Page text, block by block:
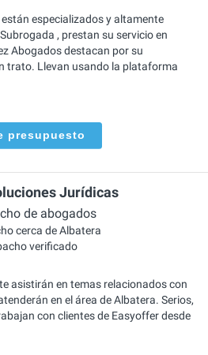
especializados y altamente
, prestan su servicio en
Abogados destacan por su
trato. Llevan usando la plataforma
presupuesto
Jurídicas
de abogados
cerca de Albatera
verificado
asistirán en temas relacionados con
en el área de Albatera. Serios,
con clientes de Easyoffer desde